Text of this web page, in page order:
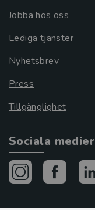
Jobba hos oss
Lediga tjänster
Nyhetsbrev
Press
Tillgänglighet
Sociala medier